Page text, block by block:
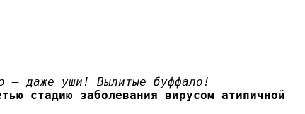
— даже уши! Вылитые буффало!
стадию заболевания вирусом атипичной